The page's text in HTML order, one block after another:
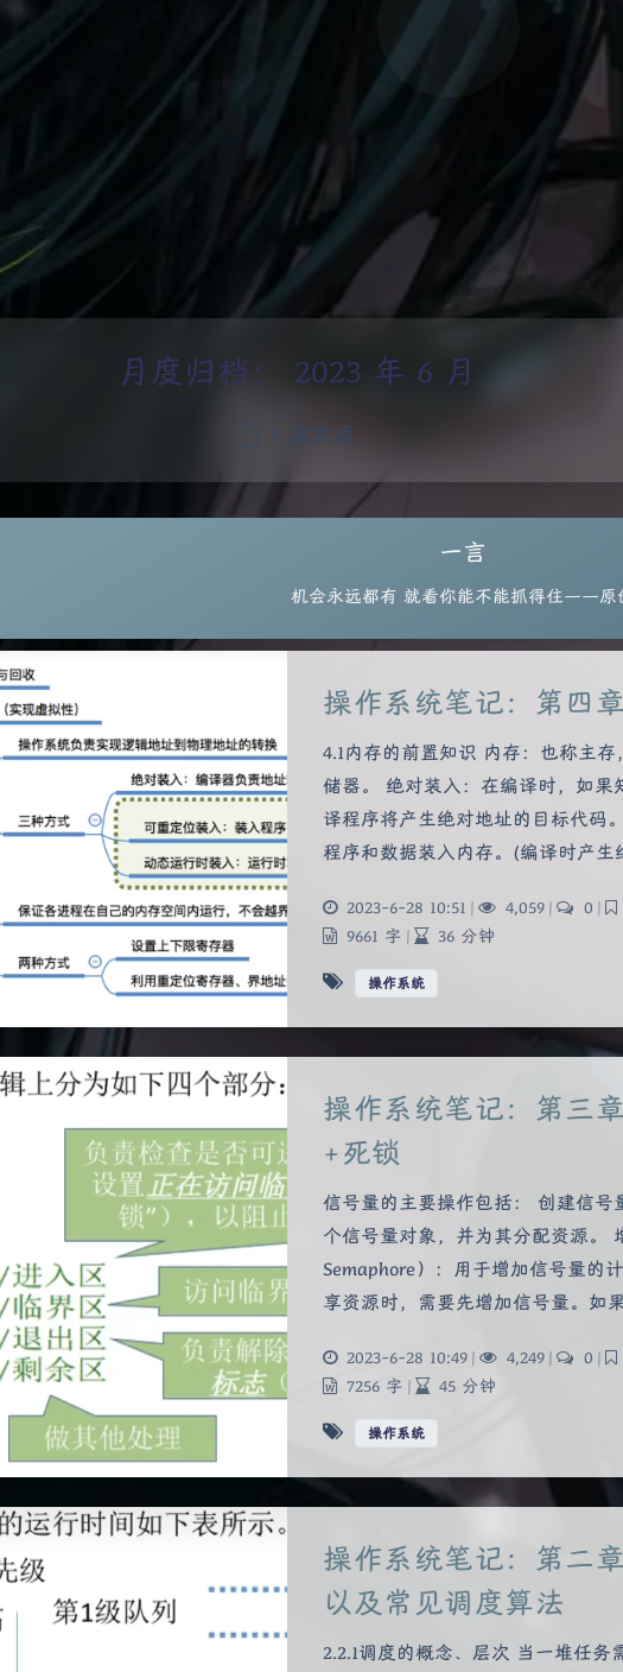
月度归档： 2023 年 6 月
5 篇文章
一言
机会永远都有 就看你能不能抓得住——原
操作系统笔记：第四
4.1内存的前置知识 内存：也称主
储器。 绝对装入：在编译时，如
译程序将产生绝对地址的目标代码
程序和数据装入内存。(编译时产
2023-6-28 10:51 | 4,059 | 0 |
9661 字 | 36 分钟
操作系统
操作系统笔记：第三
+死锁
信号量的主要操作包括： 创建信号
个信号量对象，并为其分配资源。
Semaphore）：用于增加信号量的
享资源时，需要先增加信号量。如
2023-6-28 10:49 | 4,249 | 0 |
7256 字 | 45 分钟
操作系统
操作系统笔记：第二
以及常见调度算法
2.2.1调度的概念、层次 当一堆任